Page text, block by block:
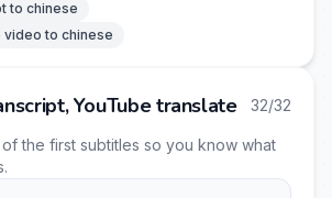
to chinese
to chinese
YouTube translate 32/32
the first subtitles so you know what